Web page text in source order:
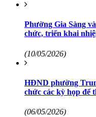
Phường Gia Sàng
chức, triển khai
(10/05/2026)
HĐND phường
chức các kỳ họp để
(06/05/2026)